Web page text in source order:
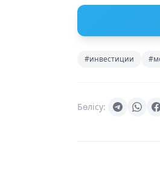
#инвестиции
Бөлісу: